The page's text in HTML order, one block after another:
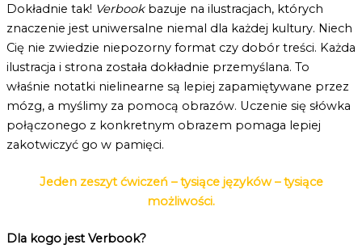
Dokładnie tak! Verbookbazuje na ilustracjach, których
znaczenie jest uniwersalne niemal dla każdej kultury. Niech
Cię nie zwiedzie niepozorny format czy dobór treści. Każda
ilustracja i strona została dokładnie przemyślana. To
właśnie notatki nielinearne są lepiej zapamiętywane przez
mózg, a myślimy za pomocą obrazów. Uczenie się słówka
połączonego z konkretnym obrazem pomaga lepiej
zakotwiczyć go w pamięci.
Jeden zeszyt ćwiczeń – tysiące języków – tysiące
możliwości.
Dla kogo jest Verbook?